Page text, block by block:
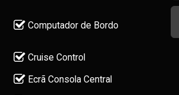
Computador de Bordo
Cruise Control
Ecrã Consola Central